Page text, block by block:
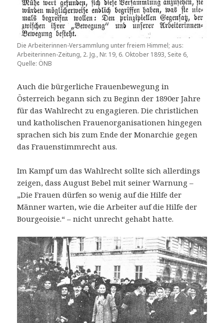
Die Arbeiterinnen-Versammlung unter freiem Himmel; aus:
Arbeiterinnen-Zeitung, 2. Jg., Nr. 19, 6. Oktober 1893, Seite 6,
Quelle: ÖNB
Auch die bürgerliche Frauenbewegung in
Österreich begann sich zu Beginn der 1890er Jahre
für das Wahlrecht zu engagieren. Die christlichen
und katholischen Frauenorganisationen hingegen
sprachen sich bis zum Ende der Monarchie gegen
das Frauenstimmrecht aus.
Im Kampf um das Wahlrecht sollte sich allerdings
zeigen, dass August Bebel mit seiner Warnung –
„Die Frauen dürfen so wenig auf die Hilfe der
Männer warten, wie die Arbeiter auf die Hilfe der
Bourgeoisie.“ – nicht unrecht gehabt hatte.